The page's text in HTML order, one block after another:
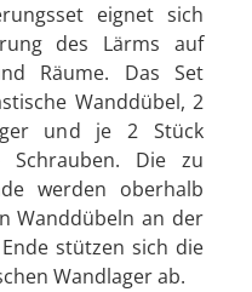
eignet sich
des Lärms auf
Räume. Das Set
Wanddübel, 2
und je 2 Stück
Schrauben. Die zu
werden oberhalb
Wanddübeln an der
stützen sich die
Wandlager ab.